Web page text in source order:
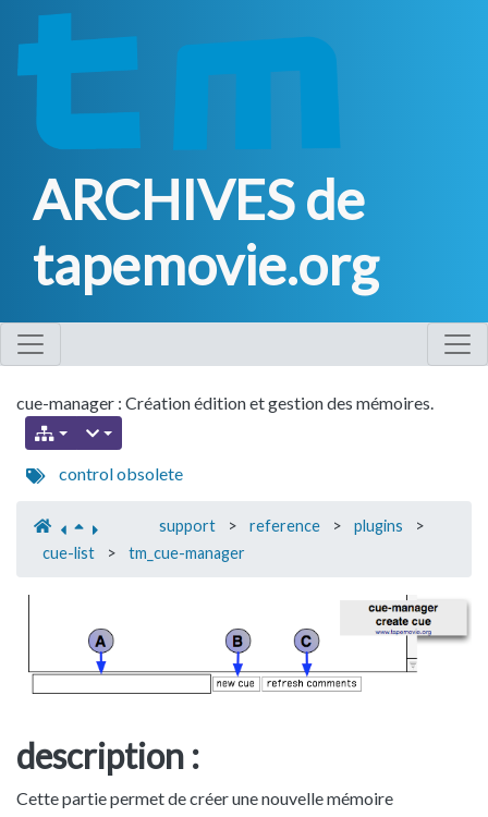
ARCHIVES de
tapemovie.org
cue-manager : Création édition et gestion des mémoires.
controlobsolete
support > reference > plugins
>
cue-list
> tm_cue-manager
description :
Cette partie permet de créer une nouvelle mémoire